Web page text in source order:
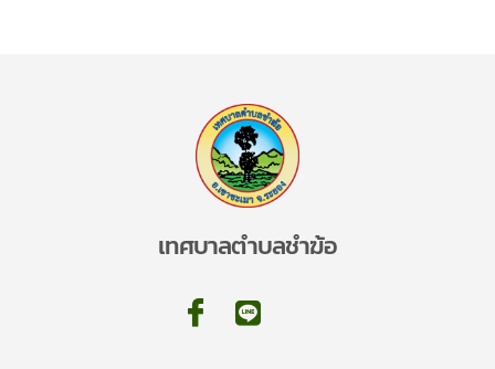
เทศบาลตำบลชำฆ้อ